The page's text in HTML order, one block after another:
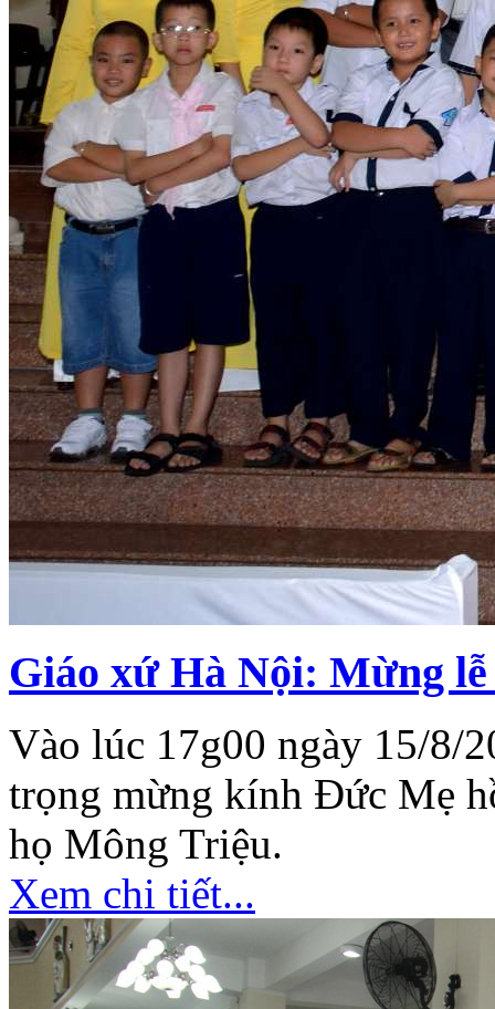
Giáo xứ Hà Nội: Mừng
Vào lúc 17g00 ngày 15/8/
trọng mừng kính Đức Mẹ
họ Mông Triệu.
Xem chi tiết...